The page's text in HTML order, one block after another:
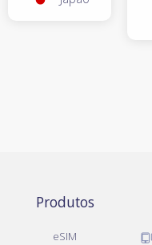
Produtos
eSIM